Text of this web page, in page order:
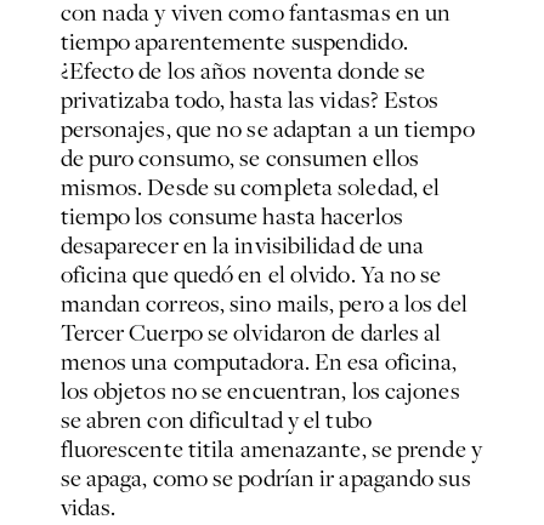
con nada y viven como fantasmas en un
tiempo aparentemente suspendido.
¿Efecto de los años noventa donde se
privatizaba todo, hasta las vidas? Estos
personajes, que no se adaptan a un tiempo
de puro consumo, se consumen ellos
mismos. Desde su completa soledad, el
tiempo los consume hasta hacerlos
desaparecer en la invisibilidad de una
oficina que quedó en el olvido. Ya no se
mandan correos, sinomails, pero a los del
Tercer Cuerpo se olvidaron de darles al
menos una computadora. En esa oficina,
los objetos no se encuentran, los cajones
se abren con dificultad y el tubo
fluorescente titila amenazante, se prende y
se apaga, como se podrían ir apagando sus
vidas.